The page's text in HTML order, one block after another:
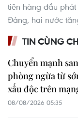
tiên hàng đầu phát
Đảng, hai nước
TIN CÙNG
Chuyển mạnh
phòng ngừa từ
xấu độc trên
08/08/2026 05:35